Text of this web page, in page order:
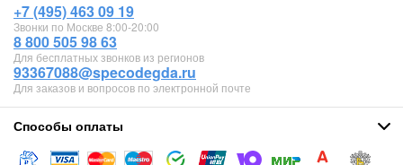
+7 (495) 463 09 19
Звонки по Москве 8:00-20:00
8 800 505 98 63
Для бесплатных звонков из регионов
93367088@specodegda.ru
Для заказов и вопросов по электронной почте
Способы оплаты